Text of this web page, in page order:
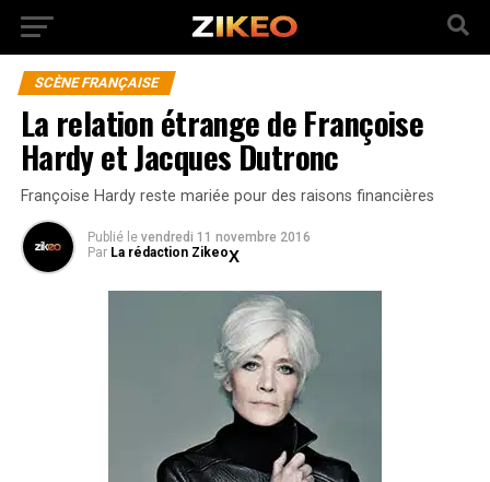
SCÈNE FRANÇAISE
La relation étrange de Françoise
Hardy et Jacques Dutronc
Françoise Hardy reste mariée pour des raisons financières
Publié le vendredi 11 novembre 2016
Par La rédaction Zikeo